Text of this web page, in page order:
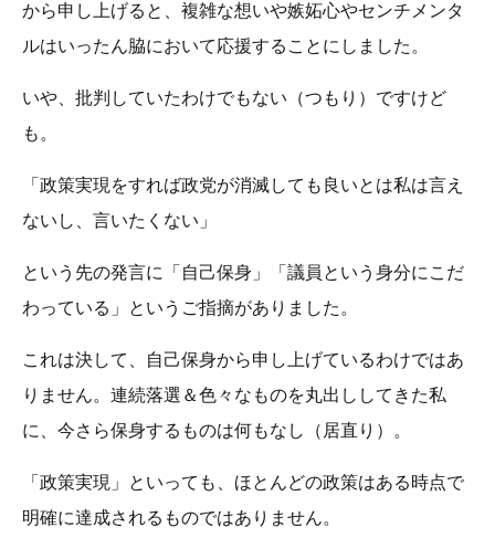
から申し上げると、複雑な想いや嫉妬心やセンチメンタ
ルはいったん脇において応援することにしました。
いや、批判していたわけでもない（つもり）ですけど
も。
「政策実現をすれば政党が消滅しても良いとは私は言え
ないし、言いたくない」
という先の発言に「自己保身」「議員という身分にこだ
わっている」というご指摘がありました。
これは決して、自己保身から申し上げているわけではあ
りません。連続落選＆色々なものを丸出ししてきた私
に、今さら保身するものは何もなし（居直り）。
「政策実現」といっても、ほとんどの政策はある時点で
明確に達成されるものではありません。